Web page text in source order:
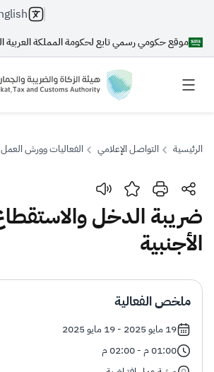
موقع حكومي رسمي تابع لحكومة المملكة العربية
بحث
بحث
اقتراحات
الإقرار الضريبي
التصرفات العقارية
الرئيسية التواصل الإعلامي الفعاليات وورش العمل
ضريبة الدخل
الأجنبية
ملخص الفعالية
19 مايو 2025 - 19 مايو 2025
01:00 م - 02:00 م